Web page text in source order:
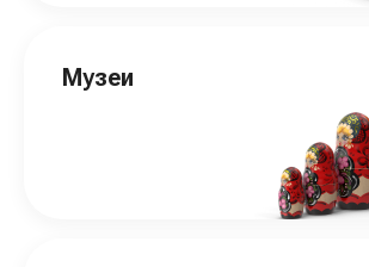
Музеи